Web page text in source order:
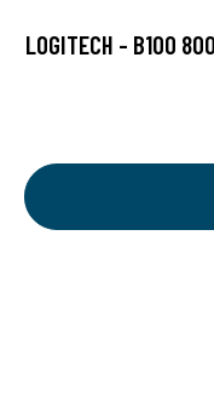
LOGITECH - B100